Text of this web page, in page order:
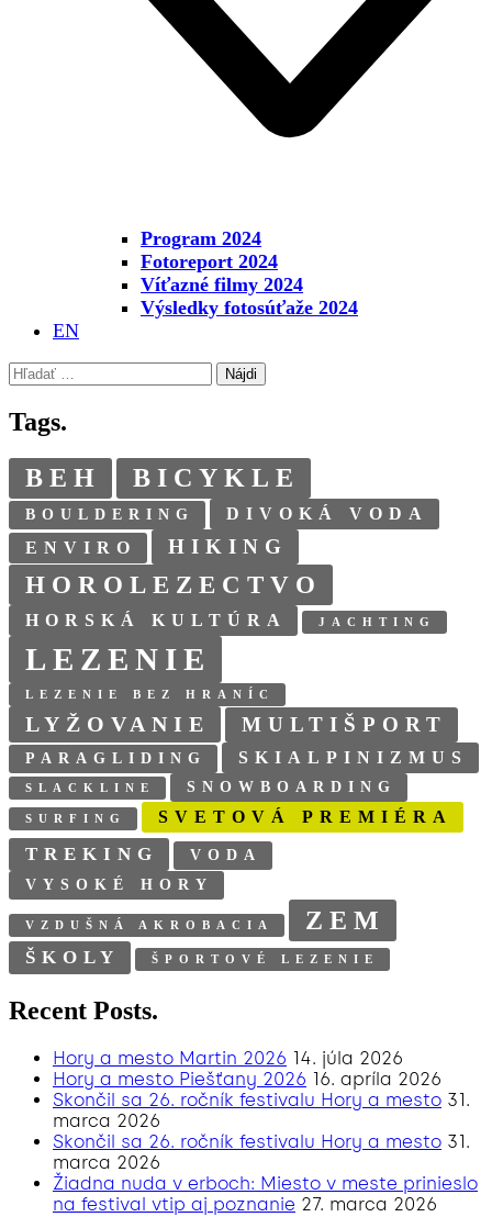
Program 2024
Fotoreport 2024
Víťazné filmy 2024
Výsledky fotosúťaže 2024
EN
Hľadať:
Tags.
BEH
BICYKLE
BOULDERING
DIVOKÁ VODA
ENVIRO
HIKING
HOROLEZECTVO
HORSKÁ KULTÚRA JACHTING
LEZENIE
LEZENIE BEZ HRANÍC
LYŽOVANIE MULTIŠPORT
PARAGLIDING SKIALPINIZMUS
SLACKLINE SNOWBOARDING
SURFING SVETOVÁ PREMIÉRA
TREKING
VODA
VYSOKÉ HORY
VZDUŠNÁ AKROBACIA ZEM
ŠKOLY ŠPORTOVÉ LEZENIE
Recent Posts.
Hory a mesto Martin 2026 14. júla 2026
Hory a mesto Piešťany 2026 16. apríla 2026
Skončil sa 26. ročník festivalu Hory a mesto 31.
marca 2026
Skončil sa 26. ročník festivalu Hory a mesto 31.
marca 2026
Žiadna nuda v erboch: Miesto v meste prinieslo
na festival vtip aj poznanie 27. marca 2026